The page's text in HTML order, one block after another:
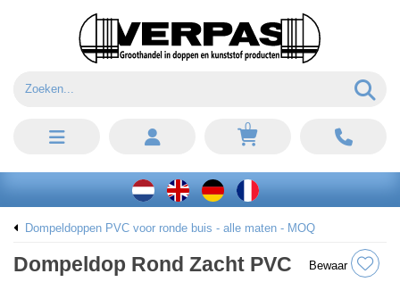
0
Dompeldoppen PVC voor ronde buis - alle maten - MOQ
Dompeldop Rond Zacht PVC
Bewaar